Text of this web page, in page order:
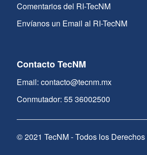
Comentarios del RI-TecNM
Envíanos un Email al RI-TecNM
Contacto TecNM
Email: contacto@tecnm.mx
Conmutador: 55 36002500
© 2021 TecNM - Todos los